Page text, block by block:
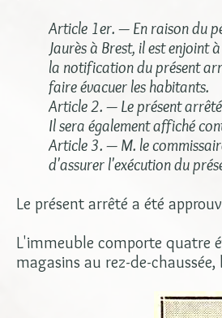
Article 1er. — En raison du
Jaurès à Brest, il est enjoint
la notification du présent
faire évacuer les habitants.
Article 2. — Le présent
Il sera également affiché
Article 3. — M. le
d'assurer l'exécution du
Le présent arrêté a été
L'immeuble comporte quatre
magasins au rez-de-